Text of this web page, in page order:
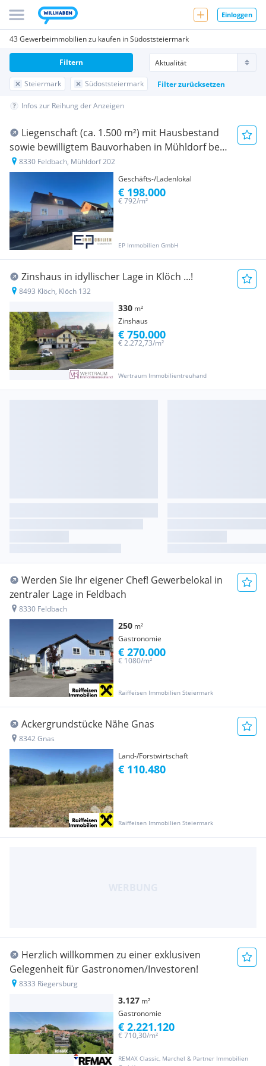
Einloggen
43 Gewerbeimmobilien zu kaufen in Südoststeiermark
Steiermark Südoststeiermark Filter zurücksetzen
Filtern
Infos zur Reihung der Anzeigen
Liegenschaft (ca. 1.500 m²) mit Hausbestand
sowie bewilligtem Bauvorhaben in Mühldorf bei
Feldbach
8330 Feldbach, Mühldorf 202
Geschäfts-/Ladenlokal
EP Immobilien GmbH
€ 792/m²
€ 198.000
Zinshaus in idyllischer Lage in Klöch ...!
8493 Klöch, Klöch 132
330 m²
Zinshaus
Wertraum Immobilientreuhand
€ 2.272,73/m²
€ 750.000
Werden Sie Ihr eigener Chef! Gewerbelokal in
zentraler Lage in Feldbach
8330 Feldbach
250 m²
Gastronomie
Raiffeisen Immobilien Steiermark
€ 1080/m²
€ 270.000
Ackergrundstücke Nähe Gnas
8342 Gnas
Land-/Forstwirtschaft
Raiffeisen Immobilien Steiermark
€ 110.480
Herzlich willkommen zu einer exklusiven
Gelegenheit für Gastronomen/Investoren!
8333 Riegersburg
3.127 m²
Gastronomie
REMAX Classic, Marchel & Partner Immobilien
€ 710,30/m²
€ 2.221.120